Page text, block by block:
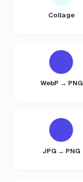
Collage
WebP → PNG
JPG → PNG